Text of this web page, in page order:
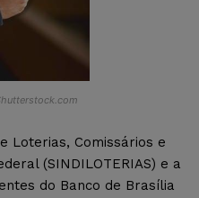
Loterias, Comissários e
(SINDILOTERIAS) e a
do Banco de Brasília